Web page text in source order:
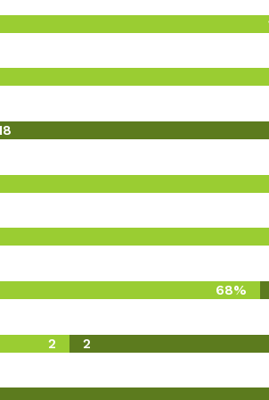
68%
2 2